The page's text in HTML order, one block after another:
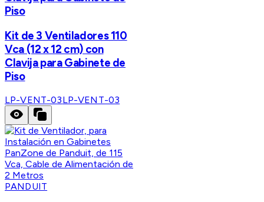
Piso
Kit de 3 Ventiladores 110
Vca (12 x 12 cm) con
Clavija para Gabinete de
Piso
LP-VENT-03LP-VENT-03
PANDUIT